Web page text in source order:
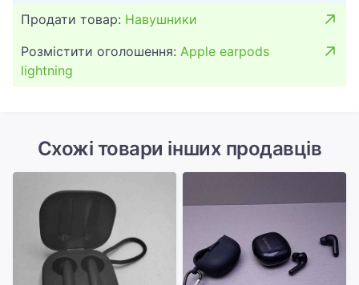
Продати товар: Навушники
Розмістити оголошення: Apple earpods
lightning
Схожі товари інших продавців